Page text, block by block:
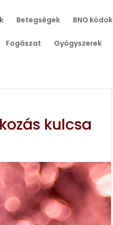
Betegségek BNO kódok
Fogászat Gyógyszerek
kulcsa